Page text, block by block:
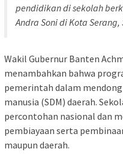
pendidikan di sekolah
Andra Soni di Kota
Wakil Gubernur Banten
menambahkan bahwa
pemerintah dalam
manusia (SDM) daerah.
percontohan nasional dan
pembiayaan serta
maupun daerah.